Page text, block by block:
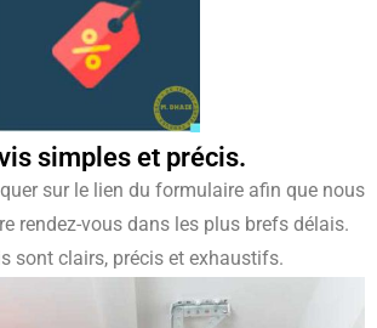
simples et précis.
sur le lien du formulaire afin que nous
rendez-vous dans les plus brefs délais.
sont clairs, précis et exhaustifs.